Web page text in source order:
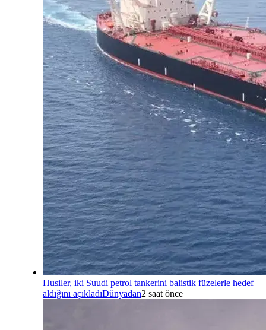
Husiler, iki Suudi petrol tankerini balistik füzelerle hedef
aldığını açıkladıDünyadan2 saat önce